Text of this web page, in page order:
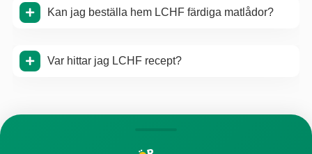
Kan jag beställa hem LCHF färdiga matlådor?
Var hittar jag LCHF recept?